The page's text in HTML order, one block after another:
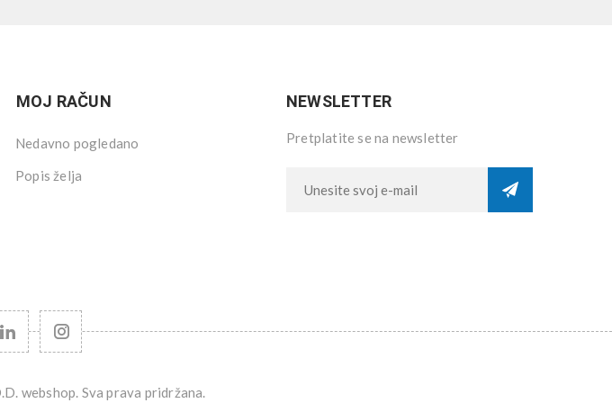
MOJ RAČUN
Nedavno pogledano
Popis želja
NEWSLETTER
Pretplatite se na newsletter
webshop. Sva prava pridržana.